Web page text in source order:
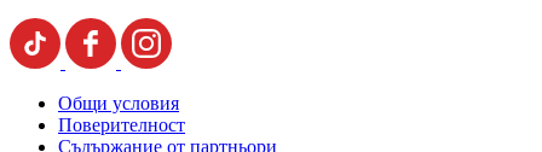
Общи условия
Поверителност
Съдържание от партньори